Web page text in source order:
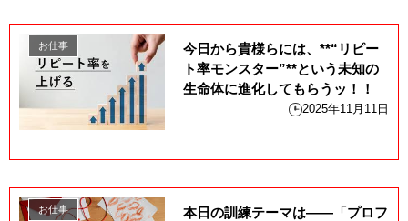
お仕事
今日から貴様らには、**“リピー
ト率モンスター”**という未知の
生命体に進化してもらうッ！！
2025年11月11日
お仕事
本日の訓練テーマは――「プロフ